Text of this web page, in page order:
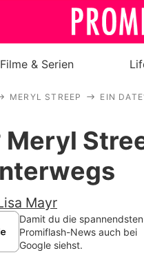
Filme
Familie
Filme & Serien
MERYL STREEP EIN
Meryl
Mayr
Damit du die spannendsten
Promiflash-News auch bei
Google siehst.